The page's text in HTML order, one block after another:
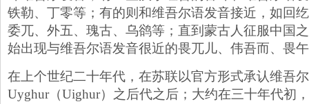
铁勒、丁零等；有的则和维吾尔语发音接近，如回
委兀、外五、瑰古、乌鹆等；直到蒙古人征服中国
始出现与维吾尔语发音很近的畏兀儿、伟吾而、畏
在上个世纪二十年代，在苏联以官方形式承认维吾
Uyghur（Uighur）之后代之后；大约在三十年代初